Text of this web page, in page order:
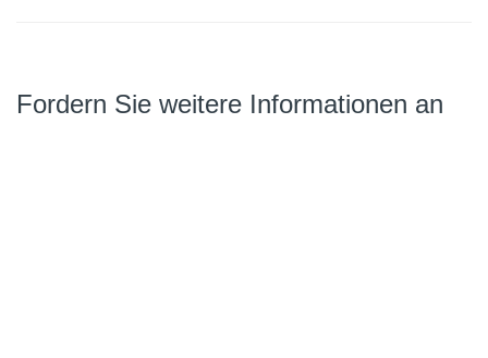
Fordern Sie weitere Informationen an